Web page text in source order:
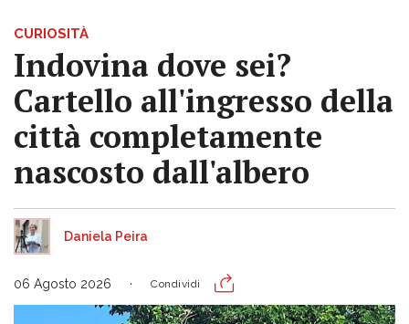
CURIOSITÀ
Indovina dove sei?
Cartello all'ingresso della
città completamente
nascosto dall'albero
Daniela Peira
06 Agosto 2026 Condividi